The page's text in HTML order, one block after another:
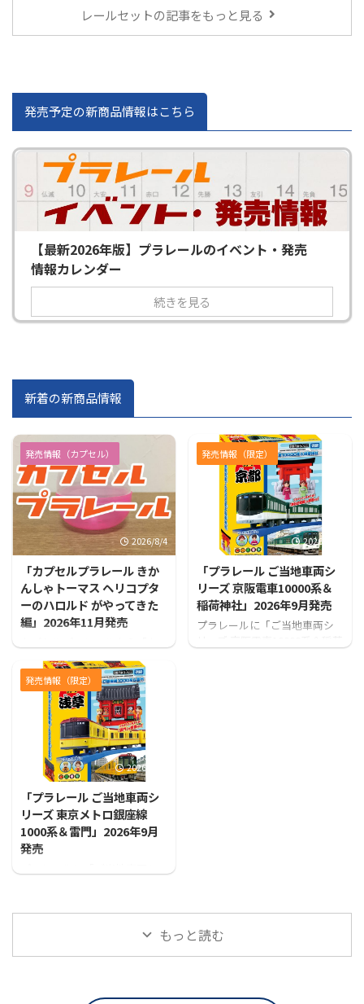
レールセットの記事をもっと見る
発売予定の新商品情報はこちら
【最新2026年版】プラレールのイベント・発売
情報カレンダー
続きを見る
新着の新商品情報
発売情報（カプセル）
2026/8/4
「カプセルプラレール きか
んしゃトーマス ヘリコプタ
ーのハロルド がやってきた
編」2026年11月発売
プセルプラレール きかんしゃ
トーマス ヘリコプターのハロ
ルド がやってきた編」が発売
となります！
発売情報（限定）
2026/7/31
「プラレール ご当地車両シ
リーズ 京阪電車10000系＆
稲荷神社」2026年9月発売
プラレールに「ご当地車両シ
発売情報（限定）
2026/7/31
「プラレール ご当地車両シ
リーズ 東京メトロ銀座線
1000系＆雷門」2026年9月
発売
もっと読む